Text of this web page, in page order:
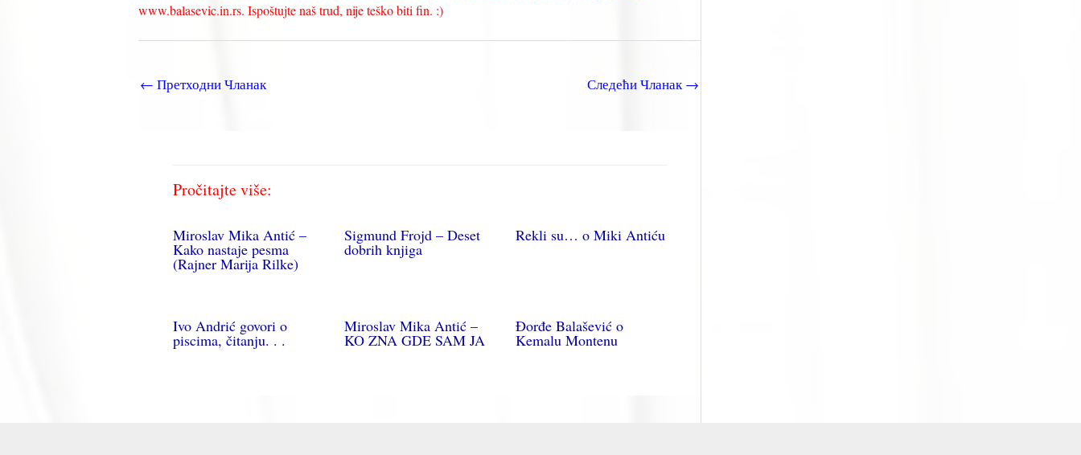
www.balasevic.in.rs. Ispoštujte naš trud, nije teško biti fin. :)
← Претходни Чланак Следећи Чланак→
Pročitajte više:
Miroslav Mika Antić –
Kako nastaje pesma
(Rajner Marija Rilke)
Sigmund Frojd – Deset
dobrih knjiga
Rekli su… o Miki Antiću
Ivo Andrić govori o
piscima, čitanju. . .
Miroslav Mika Antić –
KO ZNA GDE SAM JA
Đorđe Balašević o
Kemalu Montenu